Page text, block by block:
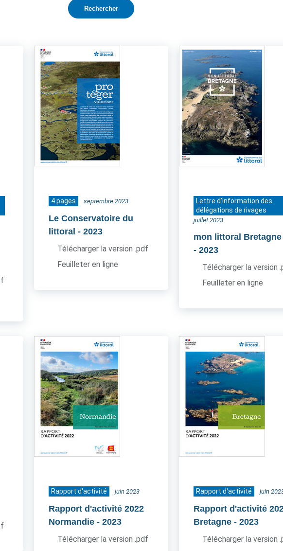
4 pages septembre 2023
Le Conservatoire du
littoral- 2023
Télécharger la version .pdf
Feuilleter en ligne
Lettre d'information des
délégations de rivages
juillet 2023
mon littoral Bretagne
- 2023
Télécharger la version
Feuilleter en ligne
Rapport d'activité juin 2023
Rapport d'activité 2022
Normandie - 2023
Télécharger la version .pdf
Rapport d'activité juin
Rapport d'activité
Bretagne - 2023
Télécharger la version